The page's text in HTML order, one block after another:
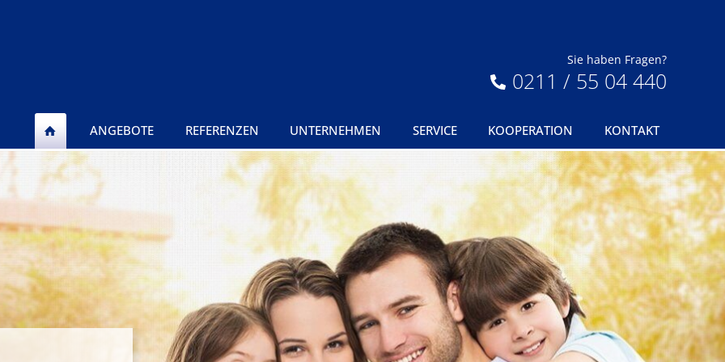
Sie haben Fragen?
0211 / 55 04 440
ANGEBOTE REFERENZEN UNTERNEHMEN SERVICE KOOPERATION KONTAKT